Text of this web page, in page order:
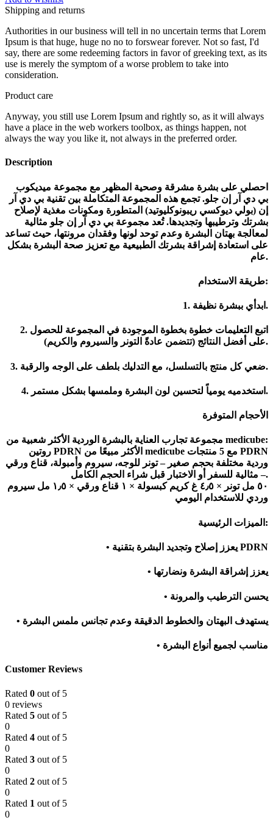
Shipping and returns
Authorities in our business will tell in no uncertain terms that Lorem
Ipsum is that huge, huge no no to forswear forever. Not so fast, I'd
say, there are some redeeming factors in favor of greeking text, as its
use is merely the symptom of a worse problem to take into
consideration.
Product care
Anyway, you still use Lorem Ipsum and rightly so, as it will always
have a place in the web workers toolbox, as things happen, not
always the way you like it, not always in the preferred order.
Description
حصلي على بشرة مشرقة وصحية المظهر مع مجموعة ميديكوب
بي دي آر إن جلو. تجمع هذه المجموعة المتكاملة بين تقنية بي دي آر
إن (بولي ديوكسي ريبونوكليوتيد) المتطورة ومكونات مغذية لإصلاح
بشرتك وترطيبها وتجديدها. تُعد مجموعة بي دي آر إن جلو مثالية
لمعالجة بهتان البشرة وعدم توحد لونها وفقدان مرونتها، حيث تساعد
على استعادة إشراقة بشرتك الطبيعية مع تعزيز صحة البشرة بشكل
عام.
طريقة الاستخدام:
1. ابدأي ببشرة نظيفة.
2. اتبع التعليمات خطوة بخطوة الموجودة في المجموعة للحصول
على أفضل النتائج (تتضمن عادةً التونر والسيروم والكريم).
3. ضعي كل منتج بالتسلسل، مع التدليك بلطف على الوجه والرقبة.
4. استخدميه يومياً لتحسين لون البشرة وملمسها بشكل مستمر.
الأحجام المتوفرة
مجموعة تجارب العناية بالبشرة الوردية الأكثر شعبية من medicube:
روتين PDRN الأكثر مبيعًا من medicube مع 5 منتجات PDRN
وردية مختلفة بحجم صغير – تونر للوجه، سيروم وأمبولة، قناع ورقي
– مثالية للسفر أو الاختبار قبل شراء الحجم الكامل.
٥٠ مل تونر × ٤٫٥ غ كريم كبسولة × ١ قناع ورقي × ١٫٥ مل سيروم
وردي للاستخدام اليومي
الميزات الرئيسية:
• يعزز إصلاح وتجديد البشرة بتقنية PDRN
• يعزز إشراقة البشرة ونضارتها
• يحسن الترطيب والمرونة
• يستهدف البهتان والخطوط الدقيقة وعدم تجانس ملمس البشرة
• مناسب لجميع أنواع البشرة
Customer Reviews
Rated 0 out of 5
0 reviews
Rated 5 out of 5
0
Rated 4 out of 5
0
Rated 3 out of 5
0
Rated 2 out of 5
0
Rated 1 out of 5
0